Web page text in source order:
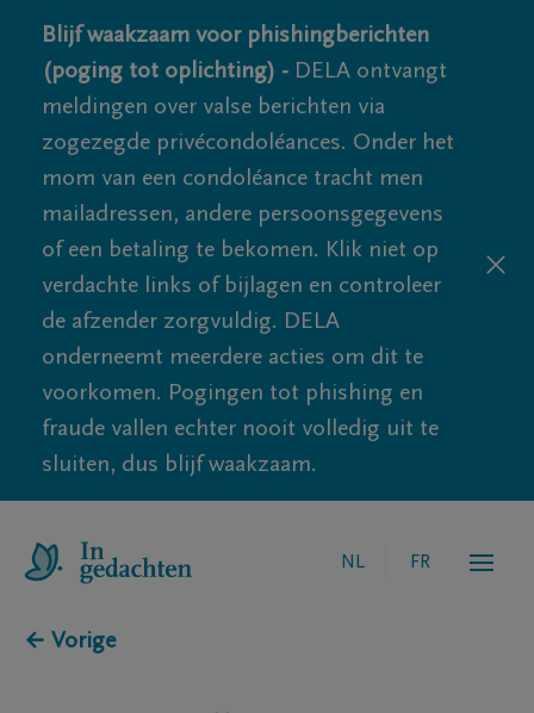
Blijf waakzaam voor phishingberichten
(poging tot oplichting) - DELA ontvangt
meldingen over valse berichten via
zogezegde privécondoléances. Onder het
mom van een condoléance tracht men
mailadressen, andere persoonsgegevens
of een betaling te bekomen. Klik niet op
verdachte links of bijlagen en controleer
de afzender zorgvuldig. DELA
onderneemt meerdere acties om dit te
voorkomen. Pogingen tot phishing en
fraude vallen echter nooit volledig uit te
sluiten, dus blijf waakzaam.
NL FR
← Vorige